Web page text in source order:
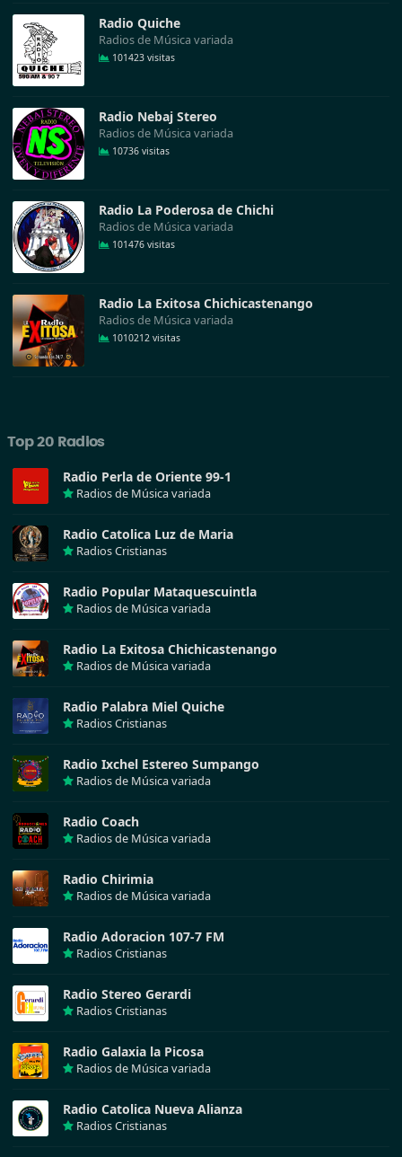
Radio Quiche
Radios de Música variada
101423 visitas
Radio Nebaj Stereo
Radios de Música variada
10736 visitas
Radio La Poderosa de Chichi
Radios de Música variada
101476 visitas
Radio La Exitosa Chichicastenango
Radios de Música variada
1010212 visitas
Top 20 Radios
Radio Perla de Oriente 99-1
Radios de Música variada
Radio Catolica Luz de Maria
Radios Cristianas
Radio Popular Mataquescuintla
Radios de Música variada
Radio La Exitosa Chichicastenango
Radios de Música variada
Radio Palabra Miel Quiche
Radios Cristianas
Radio Ixchel Estereo Sumpango
Radios de Música variada
Radio Coach
Radios de Música variada
Radio Chirimia
Radios de Música variada
Radio Adoracion 107-7 FM
Radios Cristianas
Radio Stereo Gerardi
Radios Cristianas
Radio Galaxia la Picosa
Radios de Música variada
Radio Catolica Nueva Alianza
Radios Cristianas